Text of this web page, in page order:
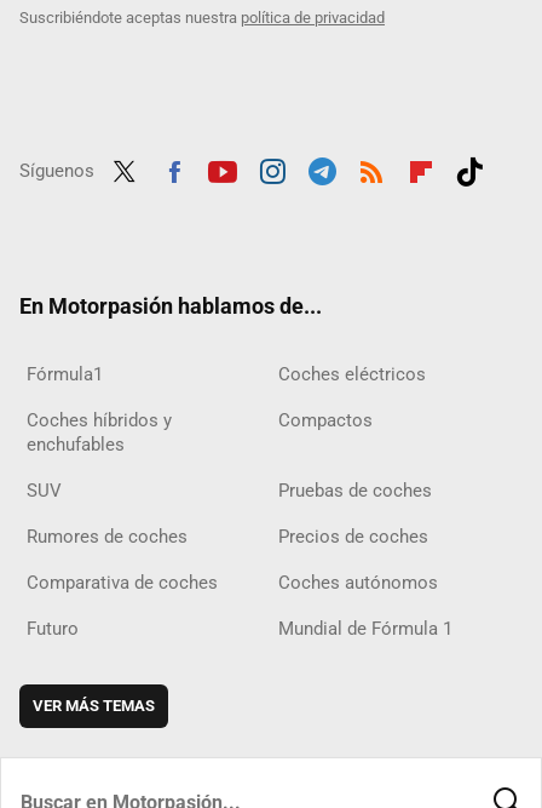
Suscribiéndote aceptas nuestra política de privacidad
Síguenos
En Motorpasión hablamos de...
Fórmula1 Coches eléctricos
Coches híbridos y
enchufables
Compactos
SUV Pruebas de coches
Rumores de coches Precios de coches
Comparativa de coches Coches autónomos
Futuro Mundial de Fórmula 1
VER MÁS TEMAS